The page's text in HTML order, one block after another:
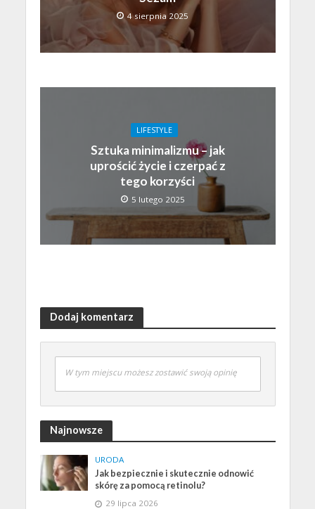
4 sierpnia 2025
LIFESTYLE
Sztuka minimalizmu – jak
uprościć życie i czerpać z
tego korzyści
5 lutego 2025
Dodaj komentarz
W tym miejscu możesz zostawić swoją opinię
Najnowsze
URODA
Jak bezpiecznie i skutecznie odnowić
skórę za pomocą retinolu?
29 lipca 2026